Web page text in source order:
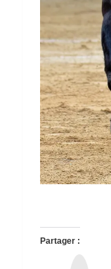
Partager :